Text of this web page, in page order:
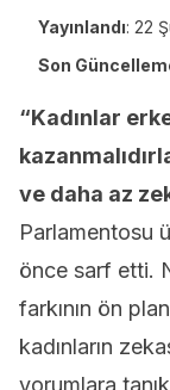
Yayınlandı: 22
Son
“Kadınlar
ve daha az
Parlamentosu
önce sarf etti.
farkının ön
kadınların
yorumlara